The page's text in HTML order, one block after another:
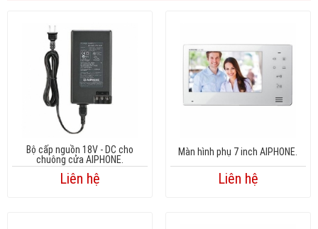
Bộ cấp nguồn 18V - DC cho
chuông cửa AIPHONE.
Liên hệ
Màn hình phụ 7 inch AIPHONE.
Liên hệ